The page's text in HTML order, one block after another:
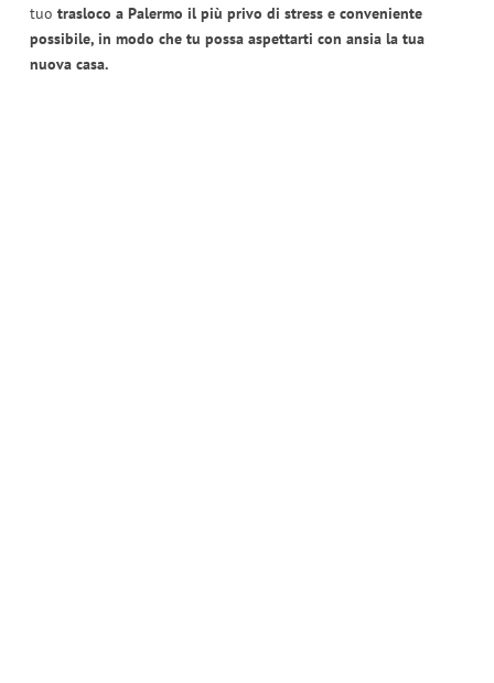
tuo trasloco a Palermo il più privo di stress e conveniente
possibile, in modo che tu possa aspettarti con ansia la tua
nuova casa.